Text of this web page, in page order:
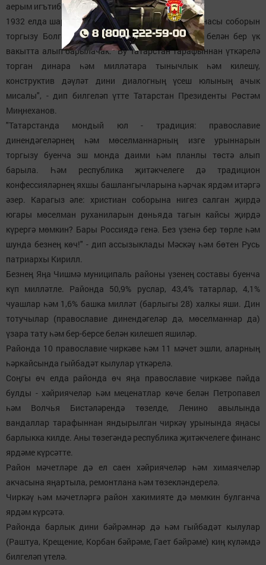
аерым игътибар зонасында.
1932 елда шартлатылган Казан Мәрьям Ана иконасы соборын
торгызу Болгарда ислам академиясе төзелеше белән бер үк
вакытта алып барылачак. "Бу Татарстан тарафыннан үткәрелә
торган динара һәм милләтара тынычлык һәм килешү,
конструктив дәүләт дини диалогның үсеш юлының ачык
мисалы", - дип билгеләп үтте Татарстан Президенты Рөстәм
Миңнеханов.
"Татарстанда мондый юл - традиция: православие
динендәгеләрнең һәм мөселманнарның изге урыннарын
торгызу буенча эш монда даими һәм планлы төстә алып
барыла. Һәм республика җитәкчелеге дә традицион
конфессияләрнең яхшы башлангычларына һәрчак ярдәм итәргә
әзер. Карагыз әле: христиан соборына нигез салган җирдә
югары мөселман руханиларын дөньяда тагын кайсы җирдә
күрергә мөмкин? Бары Россиядә генә. Без үзенә бер төрле һәм
шунда безнең көч!" - дип ассызыклады Мәскәү һәм бөтен Русь
патриархы Кирилл.
Безнең Яңа Чишмә муниципаль районы үзенең составы буенча
күп милләтле. Районда 50,9% руслар, 43,4% татарлар, 4,1%
чуашлар һәм 1,6% башка милләт (барлыгы 28) халкы яши. Дин
тотучылар (православие динендәгеләр дә, мөселманнар да)
үзара тату һәм бер-берсе белән килешеп яшиләр.
Районда 10 православие чиркәве һәм 11 мәчет эшли, аларның
һәркайсында гыйбадәт кылулар үткәрелә.
Соңгы өч елда районда өч яңа православие чиркәве пәйда
булды - хәйриячеләр һәм меценатлар көче белән Петропавел
һәм Волчья Бистәләрендә төзелде, Ленино авылында
вандаллар тарафыннан яндырылган чиркәү урынында яңасы
барлыкка килде. Аны төзегәндә республика җитәкчелеге финанс
ярдәме күрсәтте.
Район мәчетләре дә ел саен хәйриячеләр һәм химаячеләр
акчасына яңартыла, ремонтлана һәм төзекләндерелә.
Чиркәү һәм мәчетләргә район хакимияте дә мөмкин булганча
ярдәм күрсәтә.
Районда барлык дини бәйрәмнәр дә һәм гыйбадәт кылулар
(Раштуа, Крещение, Корбан бәйрәме, Гает бәйрәме) киң күләмдә
билгеләп үтелә.